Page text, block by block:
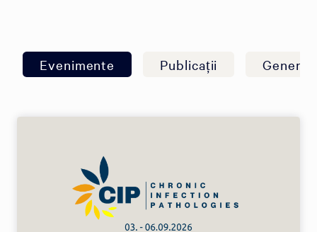
Evenimente Publicații General